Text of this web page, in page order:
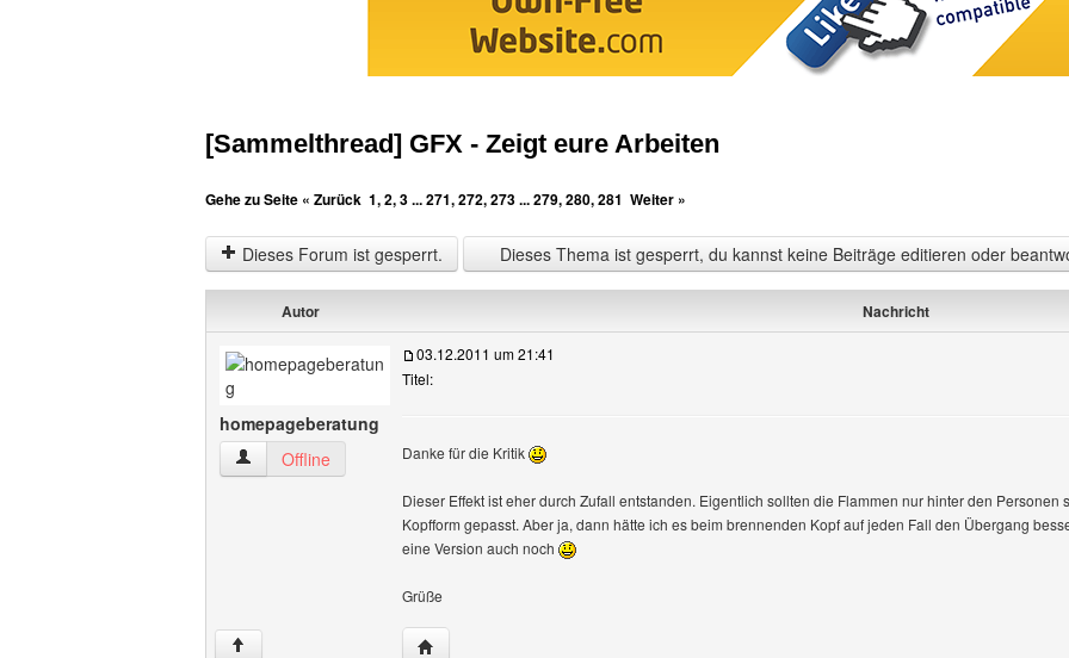
[Sammelthread] GFX - Zeigt eure Arbeiten
Gehe zu Seite « Zurück 1,2,3...271,272,273...279,280,281 Weiter »
Dieses Forum ist gesperrt. Dieses Thema ist gesperrt, du kannst keine Beiträge editieren oder
Autor Nachricht
homepageberatung
homepageberatung Benutzer-Profile anzeigen
Offline
03.12.2011 um 21:41
Titel:
Danke für die Kritik
Dieser Effekt ist eher durch Zufall entstanden. Eigentlich sollten die Flammen nur hinter den
Kopfform gepasst. Aber ja, dann hätte ich es beim brennenden Kopf auf jeden Fall den Übergang
eine Version auch noch
Grüße
↑ Website dieses Benutzers besuchen: homepageberatung